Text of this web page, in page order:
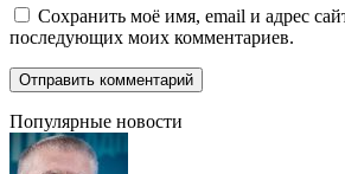
Сохранить моё имя, email и адрес
последующих моих комментариев.
Популярные новости